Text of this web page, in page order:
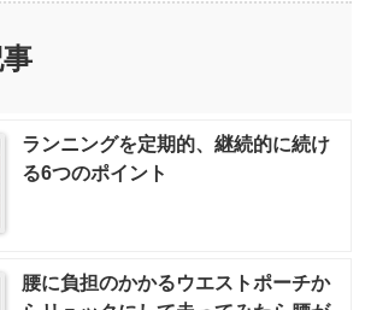
ランニングを定期的、継続的に続け
る6つのポイント
腰に負担のかかるウエストポーチか